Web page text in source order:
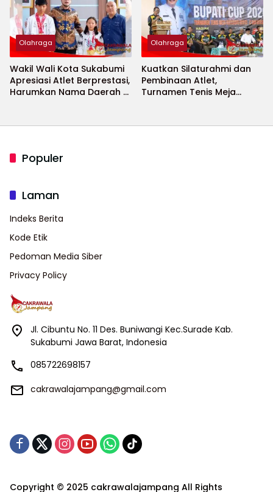
Olahraga
Wakil Wali Kota Sukabumi
Apresiasi Atlet Berprestasi,
Harumkan Nama Daerah di
Olahraga
Kuatkan Silaturahmi dan
Pembinaan Atlet,
Turnamen Tenis Meja
Populer
Laman
Indeks Berita
Kode Etik
Pedoman Media Siber
Privacy Policy
Jl. Cibuntu No. 11 Des. Buniwangi Kec.Surade Kab.
Sukabumi Jawa Barat, Indonesia
085722698157
cakrawalajampang@gmail.com
Copyright © 2025 cakrawalajampang All Rights